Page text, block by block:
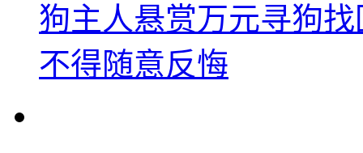
狗主人悬赏万元寻狗
不得随意反悔